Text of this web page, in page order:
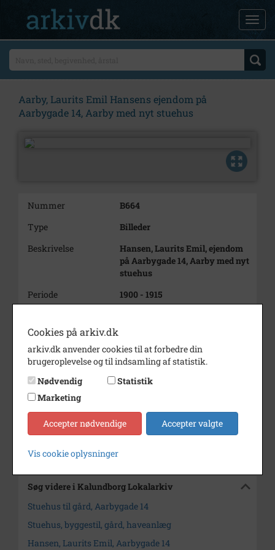
Aarby, Laurits Emil Hansens ejendom på
Aarbygade 14, Aarby med nyt stuehus
Nummer
B664
Type
Billeder
Beskrivelse
Hansen, Laurits Emil, ejendom
på Aarbygade 14, Aarby med nyt
stuehus
Periode
1900 - 1915
Fotograf
Se på kort
Type
Sogn (1000-2050)
Enhed
Arkiv
Kalundborg Lokalarkiv
Kontakt arkivet
Søg videre i Kalundborg Lokalarkiv
Stuehus til gård, Aarbygade 14
Stuehus, byggestil, gård, haveanlæg
Hansen, Laurits Emil, Aarbygade 14
Cookies på arkiv.dk
arkiv.dk anvender cookies til at forbedre din
brugeroplevelse og til indsamling af statistik.
Nødvendig
Statistik
Marketing
Accepter nødvendige Accepter valgte
Vis cookie oplysninger